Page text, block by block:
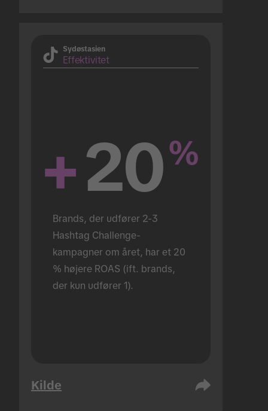
Sydøstasien
Effektivitet
+20%
Brands, der udfører 2-3
Hashtag Challenge-
kampagner om året, har et 20
% højere ROAS (ift. brands,
der kun udfører 1).
Kilde